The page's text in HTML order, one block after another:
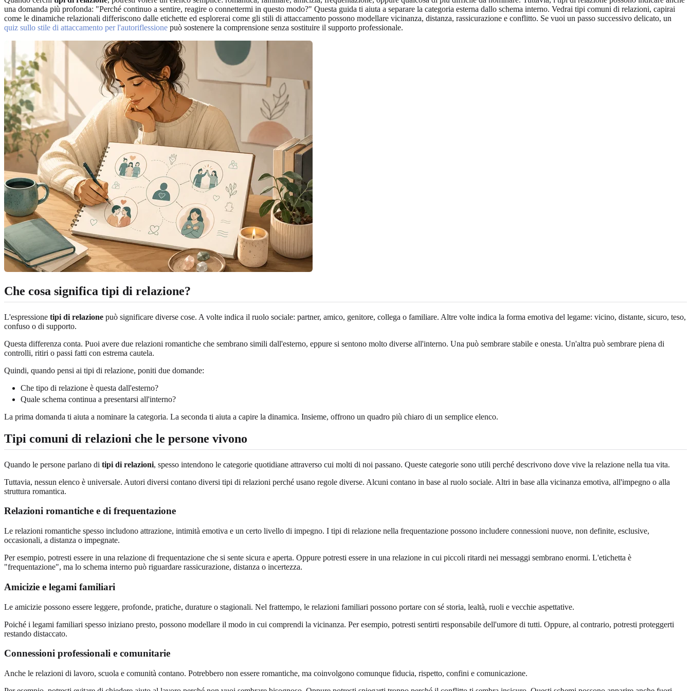
una domanda più profonda: "Perché continuo a sentire, reagire o connettermi in questo modo?" Questa guida ti aiuta a separare la categoria esterna dallo schema interno. Vedrai tipi comuni di relazioni, capirai
come le dinamiche relazionali differiscono dalle etichette ed esplorerai come gli stili di attaccamento possono modellare vicinanza, distanza, rassicurazione e conflitto. Se vuoi un passo successivo delicato, un
quiz sullo stile di attaccamento per l'autoriflessione può sostenere la comprensione senza sostituire il supporto professionale.
Che cosa significa tipi di relazione?
L'espressione tipi di relazione può significare diverse cose. A volte indica il ruolo sociale: partner, amico, genitore, collega o familiare. Altre volte indica la forma emotiva del legame: vicino, distante, sicuro, teso,
confuso o di supporto.
Questa differenza conta. Puoi avere due relazioni romantiche che sembrano simili dall'esterno, eppure si sentono molto diverse all'interno. Una può sembrare stabile e onesta. Un'altra può sembrare piena di
controlli, ritiri o passi fatti con estrema cautela.
Quindi, quando pensi ai tipi di relazione, poniti due domande:
Che tipo di relazione è questa dall'esterno?
Quale schema continua a presentarsi all'interno?
La prima domanda ti aiuta a nominare la categoria. La seconda ti aiuta a capire la dinamica. Insieme, offrono un quadro più chiaro di un semplice elenco.
Tipi comuni di relazioni che le persone vivono
Quando le persone parlano di tipi di relazioni, spesso intendono le categorie quotidiane attraverso cui molti di noi passano. Queste categorie sono utili perché descrivono dove vive la relazione nella tua vita.
Tuttavia, nessun elenco è universale. Autori diversi contano diversi tipi di relazioni perché usano regole diverse. Alcuni contano in base al ruolo sociale. Altri in base alla vicinanza emotiva, all'impegno o alla
struttura romantica.
Relazioni romantiche e di frequentazione
Le relazioni romantiche spesso includono attrazione, intimità emotiva e un certo livello di impegno. I tipi di relazione nella frequentazione possono includere connessioni nuove, non definite, esclusive,
occasionali, a distanza o impegnate.
Per esempio, potresti essere in una relazione di frequentazione che si sente sicura e aperta. Oppure potresti essere in una relazione in cui piccoli ritardi nei messaggi sembrano enormi. L'etichetta è
"frequentazione", ma lo schema interno può riguardare rassicurazione, distanza o incertezza.
Amicizie e legami familiari
Le amicizie possono essere leggere, profonde, pratiche, durature o stagionali. Nel frattempo, le relazioni familiari possono portare con sé storia, lealtà, ruoli e vecchie aspettative.
Poiché i legami familiari spesso iniziano presto, possono modellare il modo in cui comprendi la vicinanza. Per esempio, potresti sentirti responsabile dell'umore di tutti. Oppure, al contrario, potresti proteggerti
restando distaccato.
Connessioni professionali e comunitarie
Anche le relazioni di lavoro, scuola e comunità contano. Potrebbero non essere romantiche, ma coinvolgono comunque fiducia, rispetto, confini e comunicazione.